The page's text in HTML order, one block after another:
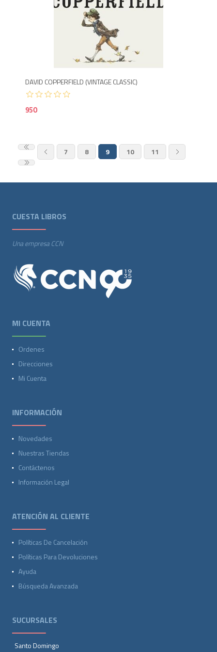
DAVID COPPERFIELD (VINTAGE CLASSIC)
950
7 8 9 10 11
CUESTA LIBROS
Una empresa CCN
MI CUENTA
Ordenes
Direcciones
Mi Cuenta
INFORMACIÓN
Novedades
Nuestras Tiendas
Contáctenos
Información Legal
ATENCIÓN AL CLIENTE
Políticas De Cancelación
Políticas Para Devoluciones
Ayuda
Búsqueda Avanzada
SUCURSALES
Santo Domingo